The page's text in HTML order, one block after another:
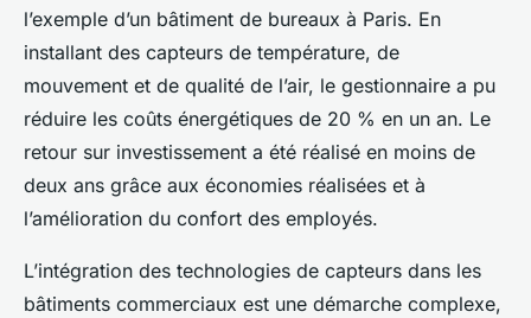
l’exemple d’un bâtiment de bureaux à Paris. En
installant des capteurs de température, de
mouvement et de qualité de l’air, le gestionnaire a pu
réduire les coûts énergétiques de 20 % en un an. Le
retour sur investissement a été réalisé en moins de
deux ans grâce aux économies réalisées et à
l’amélioration du confort des employés.
L’intégration des technologies de capteurs dans les
bâtiments commerciaux est une démarche complexe,